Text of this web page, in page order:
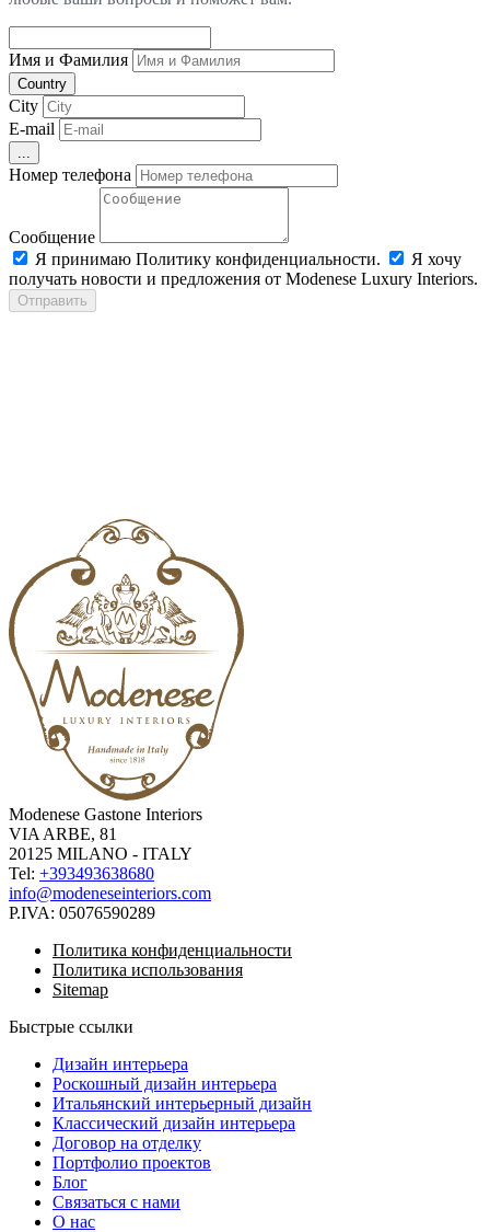
Имя и Фамилия
Country
City
E-mail
Номер телефона
Сообщение
Я принимаю Политику конфиденциальности.
Я хочу
получать новости и предложения от Modenese Luxury Interiors.
Отправить
Modenese Gastone Interiors
VIA ARBE, 81
20125 MILANO - ITALY
Tel: +393493638680
info@modeneseinteriors.com
P.IVA: 05076590289
Политика конфиденциальности
Политика использования
Sitemap
Быстрые ссылки
Дизайн интерьера
Роскошный дизайн интерьера
Итальянский интерьерный дизайн
Классический дизайн интерьера
Договор на отделку
Портфолио проектов
Блог
Связаться с нами
О нас